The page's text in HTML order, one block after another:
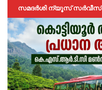
സമദർശി ന്യൂസ് സർവീസ്